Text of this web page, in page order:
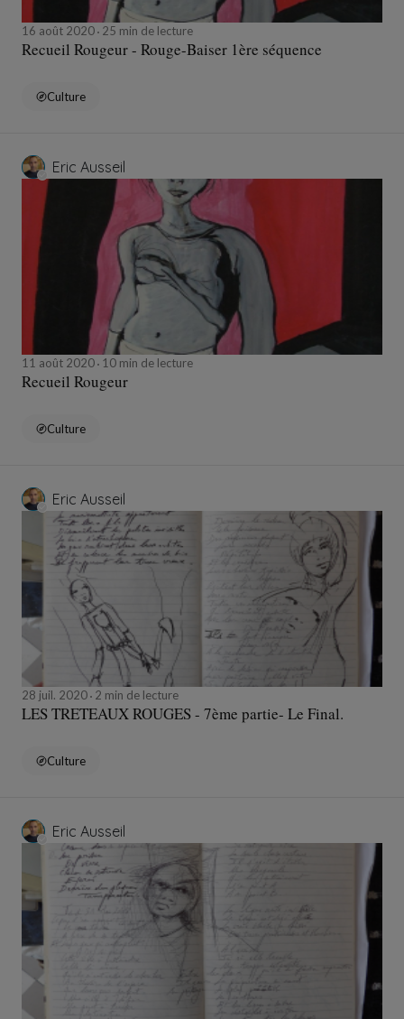
16 août 2020 25 min de lecture
Recueil Rougeur - Rouge-Baiser 1ère séquence
Culture
Eric Ausseil
11 août 2020 10 min de lecture
Recueil Rougeur
Culture
Eric Ausseil
28 juil. 2020 2 min de lecture
LES TRETEAUX ROUGES - 7ème partie- Le Final.
Culture
Eric Ausseil